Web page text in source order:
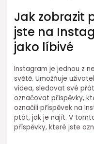
Jak zobrazit
jste na
jako líbivé
Instagram je jednou z
světě. Umožňuje
videa, sledovat své
označovat příspěvky,
označili příspěvek na
ptát, jak je najít. V
příspěvky, které jste